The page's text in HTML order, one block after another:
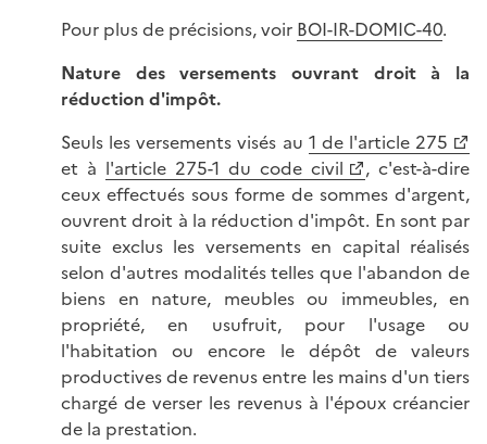
Pour plus de précisions, voir BOI-IR-DOMIC-40.
Nature des versements ouvrant droit à la
réduction d'impôt.
Seuls les versements visés au 1 de l'article 275
et à l'article 275-1 du code civil
, c'est-à-dire
ceux effectués sous forme de sommes d'argent,
ouvrent droit à la réduction d'impôt. En sont par
suite exclus les versements en capital réalisés
selon d'autres modalités telles que l'abandon de
biens en nature, meubles ou immeubles, en
propriété, en usufruit, pour l'usage ou
l'habitation ou encore le dépôt de valeurs
productives de revenus entre les mains d'un tiers
chargé de verser les revenus à l'époux créancier
de la prestation.